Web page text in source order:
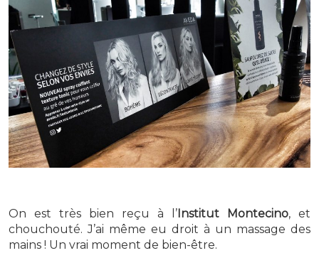
On est très bien reçu à l’ Institut Montecino, et
chouchouté. J’ai même eu droit à un massage des
mains ! Un vrai moment de bien-être.